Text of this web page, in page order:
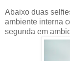
Abaixo duas
ambiente interna
segunda em